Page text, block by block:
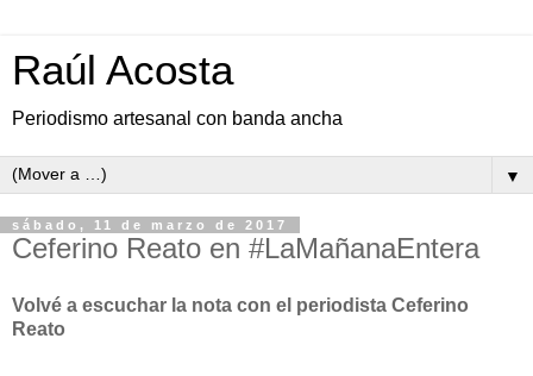
Raúl Acosta
Periodismo artesanal con banda ancha
▼
sábado, 11 de marzo de 2017
Ceferino Reato en #LaMañanaEntera
Volvé a escuchar la nota con el periodista Ceferino
Reato